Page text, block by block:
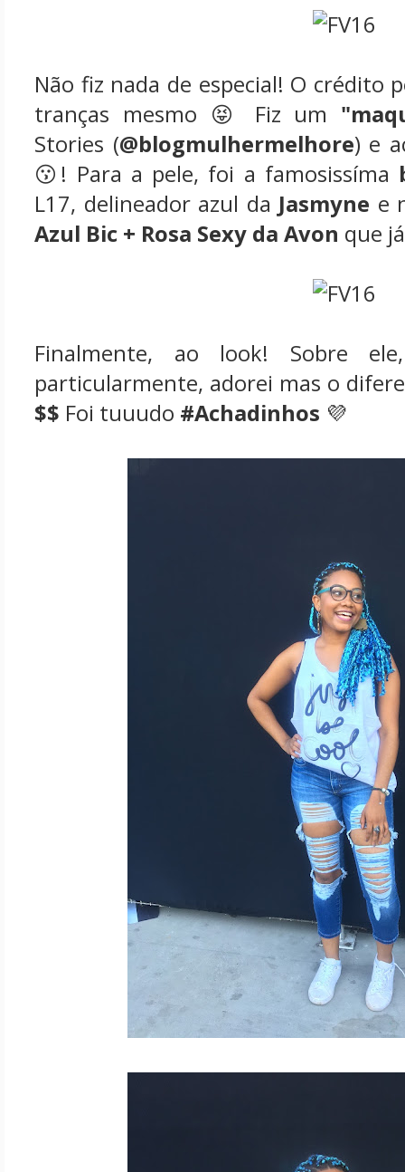
Não fiz nada de especial! O crédito
tranças mesmo 😝 Fiz um
Stories (@blogmulhermelhore) e
😗! Para a pele, foi a famosissíma
L17, delineador azul da Jasmyne e
Azul Bic + Rosa Sexy da Avon que
Finalmente, ao look! Sobre
particularmente, adorei mas o
$$ Foi tuuudo #Achadinhos 💜